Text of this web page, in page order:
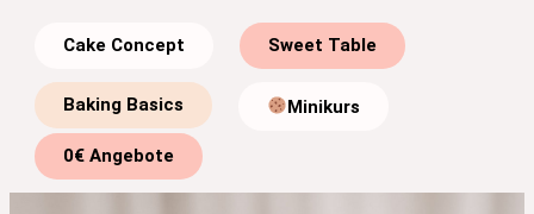
Cake Concept Sweet Table
Baking Basics Minikurs
0€ Angebote